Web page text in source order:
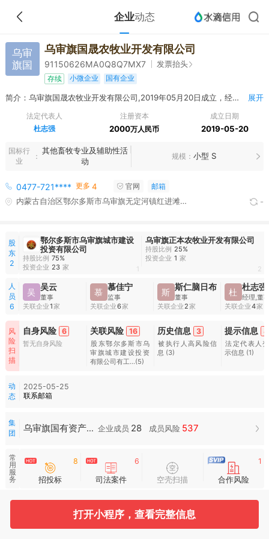
企业动态
乌审
旗国
乌审旗国晟农牧业开发有限公司
91150626MA0Q8Q7MX7 发票抬头
存续 小微企业 国有企业
简介：乌审旗国晟农牧业开发有限公司,2019年05月20日成立，经营范围包括项目投资、管理和咨询服务；房屋建筑工程的投资、运营、建设和维护；农畜产品收购和销售；房屋、摊位租赁；果蔬、花卉、农作物、苗木、牧草种植；牲畜、家禽、水产养殖；电子商务；劳务、吊装、装卸搬运服务；机械设备租赁；管道安装及维修；场地平整；路桥工程、建筑工程、市政工程、环保工程、园林绿化工程、土石方工程施工；道路硬化、亮化、维护；生态治理、治沙造林、植被恢复；住宿、餐饮服务；停车场管理；仓储服务（不含危险品）；普通货物运输。 展开
法定代表人
杜志强
注册资本
2000万人民币
成立日期
2019-05-20
国标行
业
其他畜牧专业及辅助性活
动
规模 小型 S
0477-721**** 更多 4 官网 邮箱
内蒙古自治区鄂尔多斯市乌审旗无定河镇红进滩村办公楼内 -
股
东
2
鄂尔多斯市乌审旗城市建设
投资有限公司
持股比例 75%
投资企业 23 家 1
乌审旗正本农牧业开发有限公司
持股比例 25%
投资企业 1 家
2
人
员
6
吴 吴云
董事
关联企业1家
慕 慕佳宁
监事
关联企业6家
斯 斯仁脑日布
董事
关联企业 2家
杜 杜志强
经理,董
关联企业4家
风
险
扫
描
自身风险 6
暂无自身风险
关联风险 16
股东鄂尔多斯市乌
审旗城市建设投资
有限公司有工...(5)
历史信息 3
被执行人高风险信
息 (3)
提示信息
法定代表人
示信息 (1)
动
态
2025-05-25
联系邮箱
集
团
乌审旗国有资产投资经营集团 企业成员 28 成员风险 537
常
用
服
务
8
招投标
6
司法案件 空壳扫描
1
合作风险
水
打开小程序，查看完整信息